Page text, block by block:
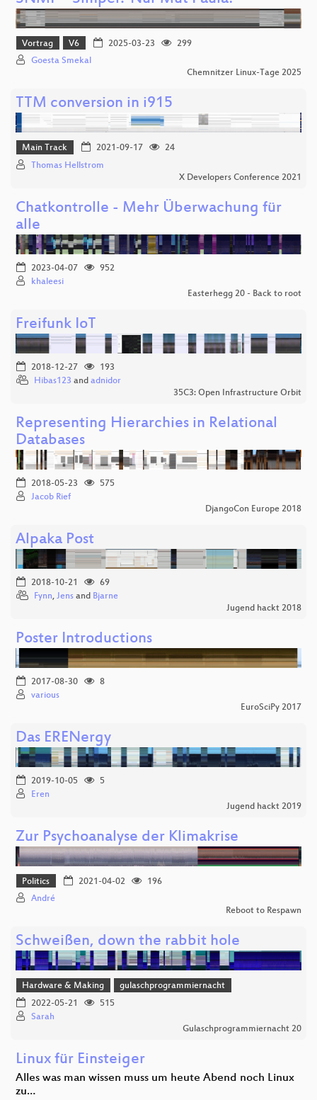
Vortrag V6 2025-03-23
299
Goesta Smekal
Chemnitzer Linux-Tage 2025
TTM conversion in i915
Main Track 2021-09-17
24
Thomas Hellstrom
X Developers Conference 2021
Chatkontrolle - Mehr Überwachung für
alle
2023-04-07
952
khaleesi
Easterhegg 20 - Back to root
Freifunk IoT
2018-12-27
193
Hibas123 and adnidor
35C3: Open Infrastructure Orbit
Representing Hierarchies in Relational
Databases
2018-05-23
575
Jacob Rief
DjangoCon Europe 2018
Alpaka Post
2018-10-21
69
Fynn, Jens and Bjarne
Jugend hackt 2018
Poster Introductions
2017-08-30
8
various
EuroSciPy 2017
Das ERENergy
2019-10-05
5
Eren
Jugend hackt 2019
Zur Psychoanalyse der Klimakrise
Politics 2021-04-02
196
André
Reboot to Respawn
Schweißen, down the rabbit hole
Hardware & Making
gulaschprogrammiernacht
2022-05-21
515
Sarah
Gulaschprogrammiernacht 20
Linux für Einsteiger
Alles was man wissen muss um heute Abend noch Linux
zu…